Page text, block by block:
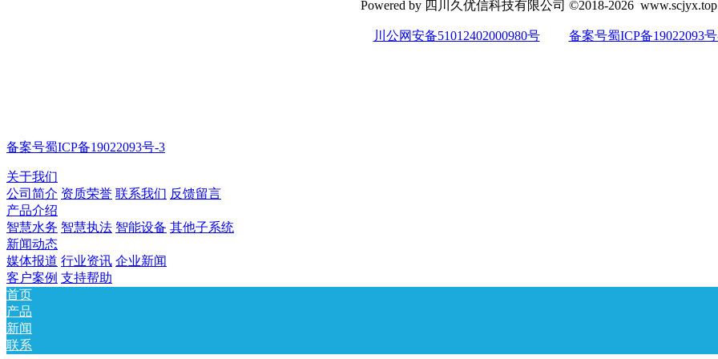
Powered by 四川久优信科技有限公司 ©2018-2026 www.scjyx.top
川公网安备51012402000980号 备案号蜀ICP备19022093
备案号蜀ICP备19022093号-3
关于我们
公司简介 资质荣誉 联系我们 反馈留言
产品介绍
智慧水务 智慧执法 智能设备 其他子系统
新闻动态
媒体报道 行业资讯 企业新闻
客户案例 支持帮助
首页
产品
新闻
联系